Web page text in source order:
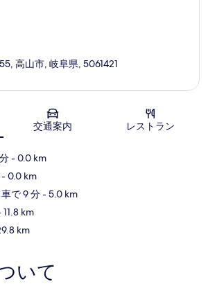
地図
高山市, 岐阜県, 5061421
交通案内 レストラン
- 0.0 km
- 0.0 km
で 9 分- 5.0 km
11.8 km
km
いて